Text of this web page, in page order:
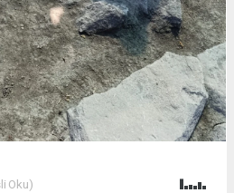
Oku)